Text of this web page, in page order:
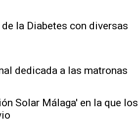
la Diabetes con diversas
dedicada a las matronas
Solar Málaga' en la que los